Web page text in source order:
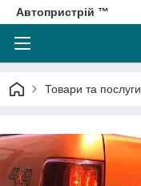
Автопристрій ™
Товари та послуги